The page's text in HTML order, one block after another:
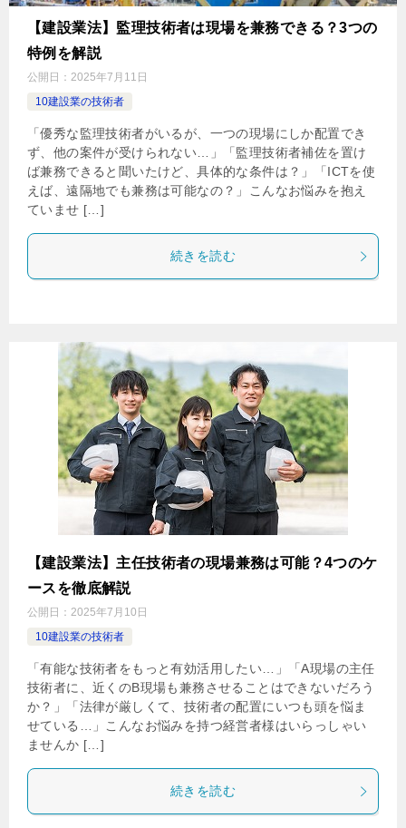
【建設業法】監理技術者は現場を兼務できる？3つの
特例を解説
公開日： 2025年7月11日
10建設業の技術者
「優秀な監理技術者がいるが、一つの現場にしか配置でき
ず、他の案件が受けられない…」「監理技術者補佐を置け
ば兼務できると聞いたけど、具体的な条件は？」「ICTを使
えば、遠隔地でも兼務は可能なの？」こんなお悩みを抱え
ていませ […]
続きを読む
【建設業法】主任技術者の現場兼務は可能？4つのケ
ースを徹底解説
公開日： 2025年7月10日
10建設業の技術者
「有能な技術者をもっと有効活用したい…」「A現場の主任
技術者に、近くのB現場も兼務させることはできないだろう
か？」「法律が厳しくて、技術者の配置にいつも頭を悩ま
せている…」こんなお悩みを持つ経営者様はいらっしゃい
ませんか […]
続きを読む